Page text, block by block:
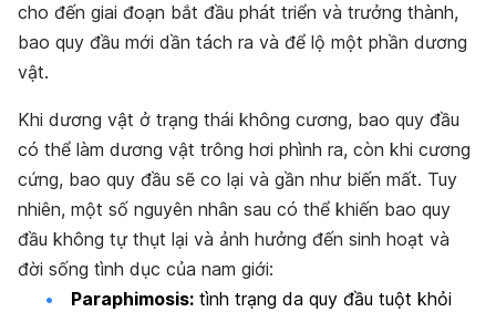
cho đến giai đoạn bắt đầu phát triển và trưởng thành,
bao quy đầu mới dần tách ra và để lộ một phần dương
vật.
Khi dương vật ở trạng thái không cương, bao quy đầu
có thể làm dương vật trông hơi phình ra, còn khi cương
cứng, bao quy đầu sẽ co lại và gần như biến mất. Tuy
nhiên, một số nguyên nhân sau có thể khiến bao quy
đầu không tự thụt lại và ảnh hưởng đến sinh hoạt và
đời sống tình dục của nam giới:
Paraphimosis: tình trạng da quy đầu tuột khỏi